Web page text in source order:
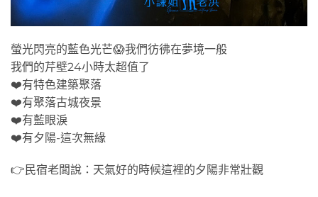
螢光閃亮的藍色光芒😱我們彷彿在夢境一般
我們的芹壁24小時太超值了
❤️有特色建築聚落
❤️有聚落古城夜景
❤️有藍眼淚
❤️有夕陽-這次無緣
👉民宿老闆說：天氣好的時候這裡的夕陽非常壯觀